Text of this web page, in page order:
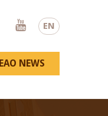
EN
Youtube
NEWS